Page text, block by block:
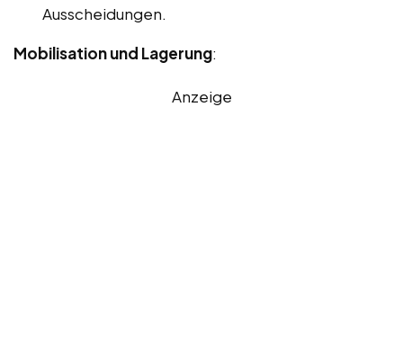
Ausscheidungen.
Mobilisation und Lagerung:
Anzeige